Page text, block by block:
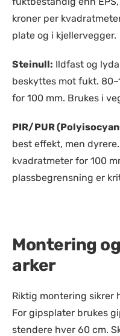
kroner per
plate og i kjellervegger.
Steinull: Ildfast og
beskyttes mot fukt.
for 100 mm. Brukes i
PIR/PUR
best effekt, men
kvadratmeter for 100
plassbegrensning er
Montering
arker
Riktig montering sikrer
For gipsplater brukes
stendere hver 60 cm.